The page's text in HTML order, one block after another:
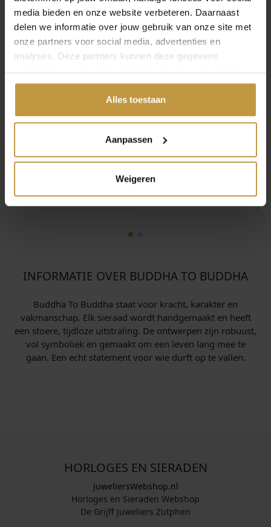
media bieden en onze website verbeteren. Daarnaast
delen we informatie over jouw gebruik van onze site met
onze partners voor social media, advertenties en
analyses. Deze partners kunnen deze gegevens
combineren met andere informatie die je met hen hebt
gedeeld of die ze hebben verzameld via jouw gebruik van
Alles toestaan
Aanpassen
Weigeren
BARBARA MINI PEARL
Levertijd: 4-5 werkdagen
908 E+-G 20-23CM
Direct leverbaar, 1
INFORMATIE OVER BUDDHA TO BUDDHA
Buddha To Buddha staat voor kracht, karakter en
vakmanschap. Elk sieraad wordt handgemaakt en heeft
een stoere, tijdloze uitstraling. De ontwerpen zijn robuust,
vol symboliek en gemaakt om een leven lang mee te
gaan. Een echt statement voor wie durft op te vallen.
HORLOGES EN SIERADEN
JuweliersWebshop.nl
Horloges en Sieraden Webshop
De Grijff Juweliers Zutphen